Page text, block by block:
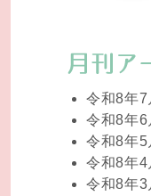
令和8年7
令和8年6
令和8年5
令和8年4
令和8年3